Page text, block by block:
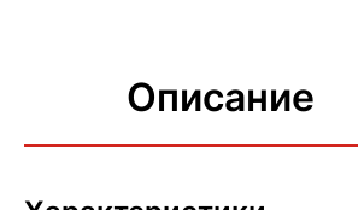
Описание